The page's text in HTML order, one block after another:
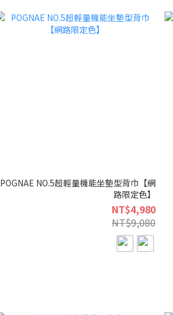
POGNAE NO.5超輕量機能坐墊型背巾【網
路限定色】
NT$4,980
NT$9,080